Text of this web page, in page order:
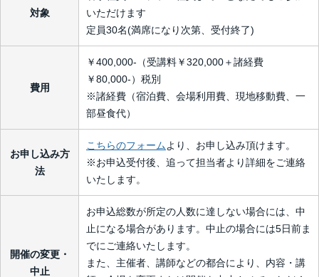
対象
いただけます
定員30名(満席になり次第、受付終了)
費用
￥400,000-（受講料￥320,000＋諸経費
￥80,000-）税別
※諸経費（宿泊費、会場利用費、現地移動費、一
部昼食代）
お申し込み方
法
こちらのフォームより、お申し込み頂けます。
※お申込受付後、追って担当者より詳細をご連絡
いたします。
開催の変更・
中止
お申込総数が所定の人数に達しない場合には、中
止になる場合があります。中止の場合には5日前ま
でにご連絡いたします。
また、主催者、講師などの都合により、内容・講